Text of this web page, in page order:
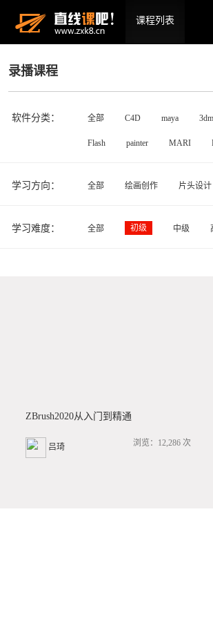
课程列表
录播课程
软件分类： 全部 C4D maya
Flash painter MARI
学习方向： 全部 绘画创作 片头设计
学习难度： 全部 初级 中级
ZBrush2020从入门到精通
吕琦 浏览：12,286 次